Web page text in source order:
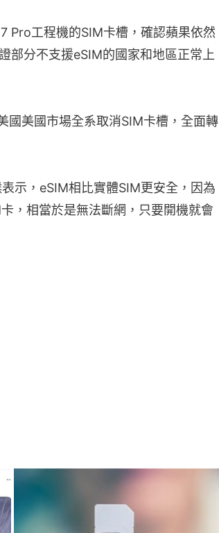
Pro工程機的SIM卡槽，確認蘋果依然
部分不支援eSIM的國家和地區正常上
國美國市場全系取消SIM卡槽，全面轉
示，eSIM相比實體SIM更安全，因為
，相當於是無法斷網，只要開機就會